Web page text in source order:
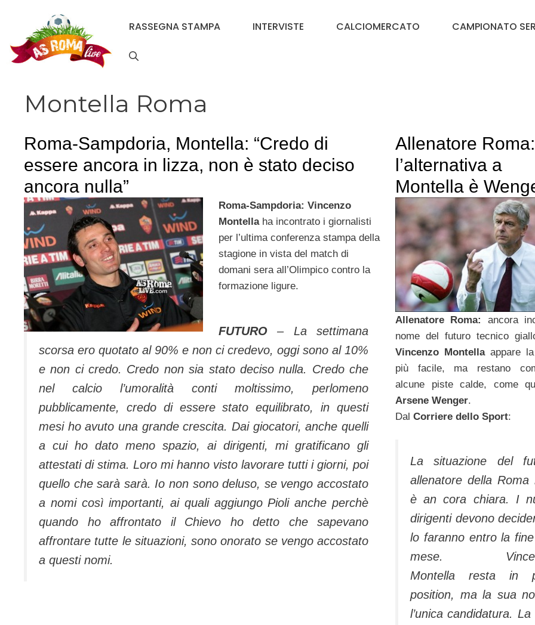
contenuto
RASSEGNA STAMPA INTERVISTE CALCIOMERCATO CAMPIONATO
Montella Roma
Roma-Sampdoria, Montella: “Credo di
essere ancora in lizza, non è stato deciso
ancora nulla”
Roma-Sampdoria: Vincenzo
Montellaha incontrato i giornalisti
per l’ultima conferenza stampa della
stagione in vista del match di
domani sera all’Olimpico contro la
formazione ligure.
FUTURO– La settimana
scorsa ero quotato al 90% e non ci credevo, oggi sono al 10%
e non ci credo. Credo non sia stato deciso nulla. Credo che
nel calcio l’umoralità conti moltissimo, perlomeno
pubblicamente, credo di essere stato equilibrato, in questi
mesi ho avuto una grande crescita. Dai giocatori, anche quelli
a cui ho dato meno spazio, ai dirigenti, mi gratificano gli
attestati di stima. Loro mi hanno visto lavorare tutti i giorni, poi
quello che sarà sarà. Io non sono deluso, se vengo accostato
a nomi così importanti, ai quali aggiungo Pioli anche perchè
quando ho affrontato il Chievo ho detto che sapevano
affrontare tutte le situazioni, sono onorato se vengo accostato
a questi nomi.
Allenatore Roma:
l’alternativa a
Montella è
Allenatore Roma:
ancora
nome del futuro tecnico
Vincenzo Montellaappare
più facile, ma restano
alcune piste calde, come
Arsene Wenger.
Dal Corriere dello Sport:
La situazione del
allenatore della Roma
è an cora chiara. I
dirigenti devono
lo faranno entro la
mese.
Montella resta in
position, ma la sua
l’unica candidatura. La